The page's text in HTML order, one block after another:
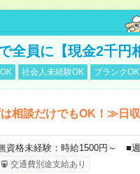
全員に【現金2千円
社会人未経験OK ブランクOK
相談だけでもOK！≫日収
資格未経験：時給1500円～ ■
交通費別途支給あり